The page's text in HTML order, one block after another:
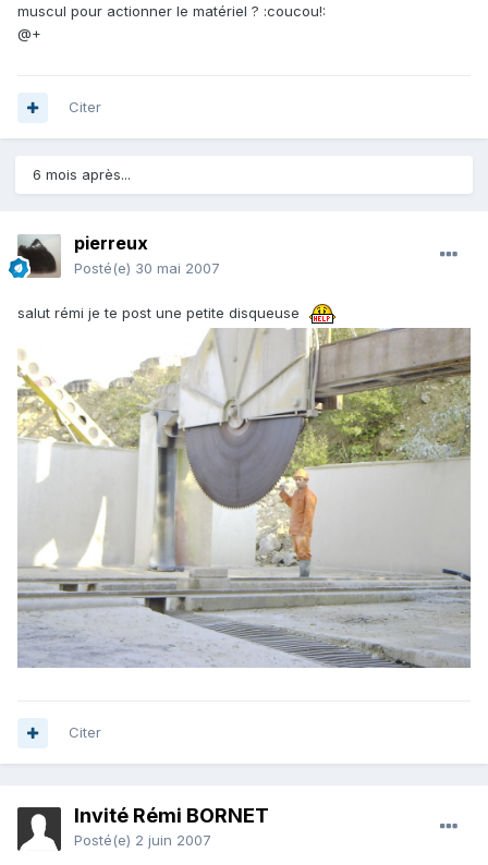
muscul pour actionner le matériel ? :coucou!:
@+
Citer
6 mois après...
pierreux
Posté(e) 30 mai 2007
salut rémi je te post une petite disqueuse
Citer
Invité Rémi BORNET
Posté(e) 2 juin 2007